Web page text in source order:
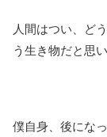
人間はつい、ど
う生き物だと思い
僕自身、後にな